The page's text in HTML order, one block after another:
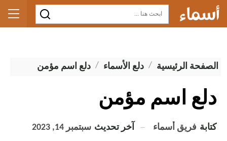
الصفحة الرئيسية دلع الأسماء دلع اسم مؤمن
دلع اسم مؤمن
كتابة فريق أسماء آخر تحديث سبتمبر 14, 2023